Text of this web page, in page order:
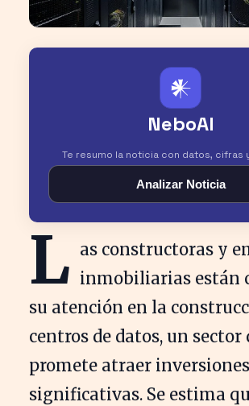
𒀭
NeboAI
Te resumo la noticia con datos, cifras
Analizar Noticia
L as constructoras y
inmobiliarias están
su atención en la
centros de datos, un sector
promete atraer inversiones
significativas. Se estima